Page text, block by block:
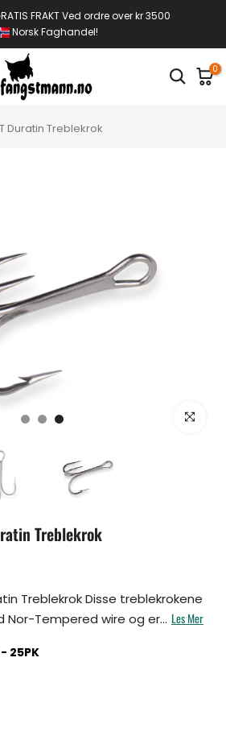
FRAKT Ved ordre over kr 3500
Norsk Faghandel!
0
Duratin Treblekrok
Klikk for å
Treblekrok
Treblekrok Disse treblekrokene
Tempered wire og er... Les Mer
25PK